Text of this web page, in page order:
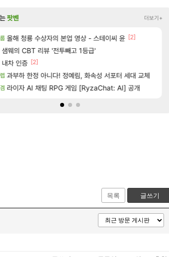
쫀지 실시간 [47]
이게 5년간 티원을 좀 먹은 플레이임
ㅇㅂ) 쫀지 채팅창 ㅋㅋㅋㅋㅋㅋㅋㅋㅋㅋㅋ
메이플 렉걸리는 애들은 참고해라 [592]
와 퍼클나왔당 [61]
팟벤 더보기+
올해 청룡 수상자의 본업 영상 - 스테이씨 윤 [2]
샘웨의 CBT 리뷰 '전투빼고 1등급'
내차 인증 [2]
과부하 한정 아니다! 정예림, 화속성 서포터 세대 교체
라이자 AI 채팅 RPG 게임 [RyzaChat: AI] 공개
목록 글쓰기